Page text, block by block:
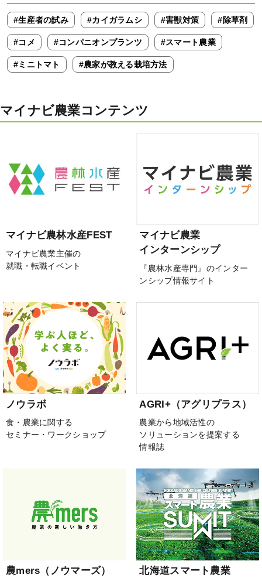
#生産者の試み #カイガラムシ #害獣対策 #除草剤
#コメ #コンパニオンプランツ #スマート農業
#ミニトマト #農家が教える栽培方法
マイナビ農業コンテンツ
マイナビ農林水産FEST
マイナビ農業主催の
就職・転職イベント
マイナビ農業
インターンシップ
『農林水産専門』のインター
ンシップ情報サイト
ノウラボ
食・農業に関する
セミナー・ワークショップ
AGRI+（アグリプラス）
農業から地域活性の
ソリューションを提案する
情報誌
農mers（ノウマーズ）
北海道スマート農業